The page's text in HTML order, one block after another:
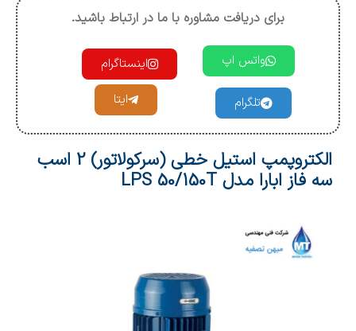
برای دریافت مشاوره با ما در ارتباط باشید.
واتس اپ اینستاگرام
تلگرام ایتا
الکتروپمپ استیل خطی (سرکولاتور) 2 اسب
سه فاز ابارا مدل LPS 50/150T